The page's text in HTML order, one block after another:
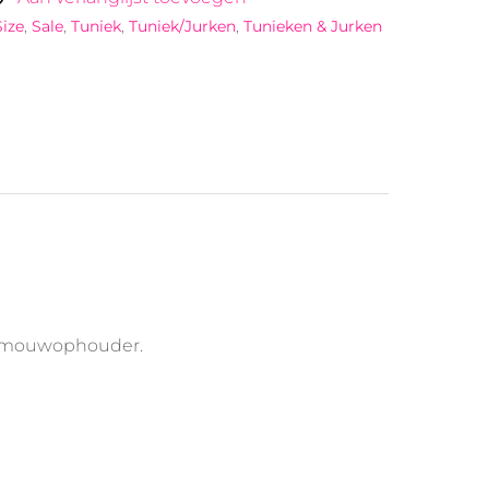
,Sale,Tuniek,Tuniek/Jurken,Tunieken & Jurken